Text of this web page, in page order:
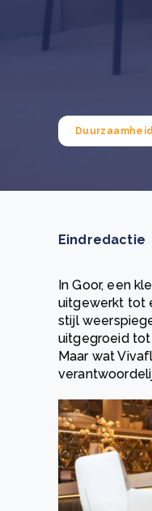
CSRD en
Duurzaamheid
Eindredactie
In Goor, een
uitgewerkt tot
stijl
uitgegroeid tot
Maar wat